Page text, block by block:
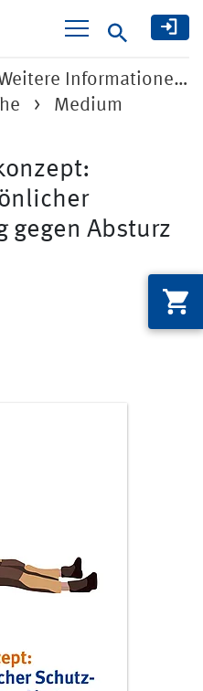
Suche
Informatione…
Medium
gegen Absturz